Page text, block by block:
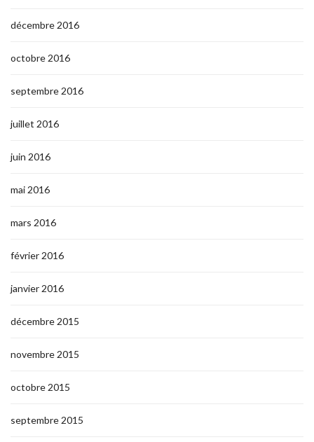
décembre 2016
octobre 2016
septembre 2016
juillet 2016
juin 2016
mai 2016
mars 2016
février 2016
janvier 2016
décembre 2015
novembre 2015
octobre 2015
septembre 2015